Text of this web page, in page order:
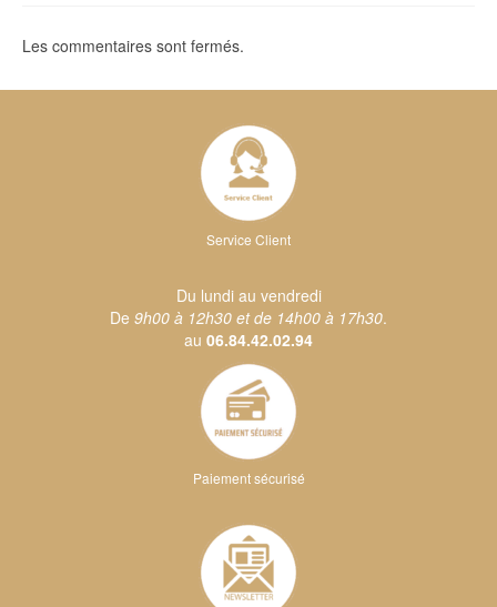
Les commentaires sont fermés.
Service Client
Du lundi au vendredi
De 9h00 à 12h30 et de 14h00 à 17h30.
au 06.84.42.02.94
Paiement sécurisé